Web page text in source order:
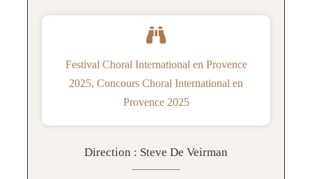
Festival Choral International en Provence
2025, Concours Choral International en
Provence 2025
Direction : Steve De Veirman